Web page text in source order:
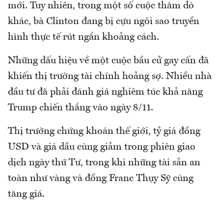
mới. Tuy nhiên, trong một số cuộc thăm dò
khác, bà Clinton đang bị cựu ngôi sao truyền
hình thực tế rút ngắn khoảng cách.
Những dấu hiệu về một cuộc bầu cử gay cấn đã
khiến thị trường tài chính hoảng sợ. Nhiều nhà
đầu tư đã phải đánh giá nghiêm túc khả năng
Trump chiến thắng vào ngày 8/11.
Thị trường chứng khoán thế giới, tỷ giá đồng
USD và giá dầu cùng giảm trong phiên giao
dịch ngày thứ Tư, trong khi những tài sản an
toàn như vàng và đồng Franc Thụy Sỹ cùng
tăng giá.